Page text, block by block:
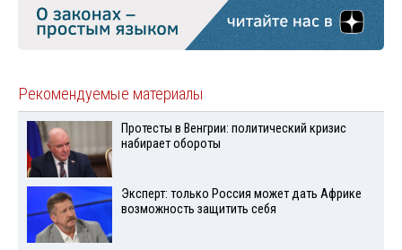
Рекомендуемые материалы
Протесты в Венгрии: политический кризис
набирает обороты
Эксперт: только Россия может дать Африке
возможность защитить себя